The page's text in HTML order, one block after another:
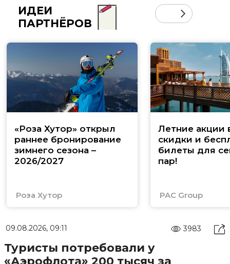
ИДЕИ
ПАРТНЁРОВ
«Роза Хутор» открыл
раннее бронирование
зимнего сезона –
2026/2027
Роза Хутор
Летние акции
скидки и
билеты для
пар!
PAC Group
09.08.2026, 09:11 3983
Туристы потребовали у
«Аэрофлота» 200 тысяч за